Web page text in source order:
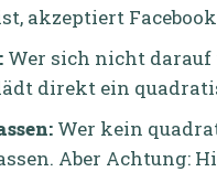
akzeptiert
Wer sich nicht darauf
direkt ein
Wer kein
Aber Achtung: